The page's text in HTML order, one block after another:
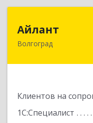
Айлант
Волгоград
Клиентов на
1С:Специалист
400001,